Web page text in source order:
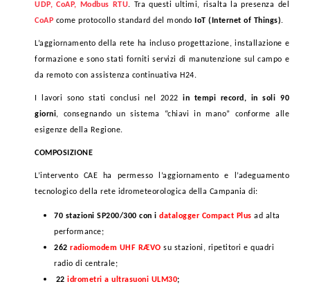
UDP, CoAP, Modbus RTU. Tra questi ultimi, risalta la presenza del
CoAP come protocollo standard del mondo IoT (Internet of Things).
L’aggiornamento della rete ha incluso progettazione, installazione e
formazione e sono stati forniti servizi di manutenzione sul campo e
da remoto con assistenza continuativa H24.
I lavori sono stati conclusi nel 2022in tempi record, in soli 90
giorni, consegnando un sistema “chiavi in mano” conforme alle
esigenze della Regione.
COMPOSIZIONE
L’intervento CAE ha permesso l’aggiornamento e l’adeguamento
tecnologico della rete idrometeorologica della Campania di:
70 stazioni SP200/300 con i datalogger Compact Plus ad alta
performance;
262 radiomodem UHF RÆVO su stazioni, ripetitori e quadri
radio di centrale;
22 idrometri a ultrasuoni ULM30;